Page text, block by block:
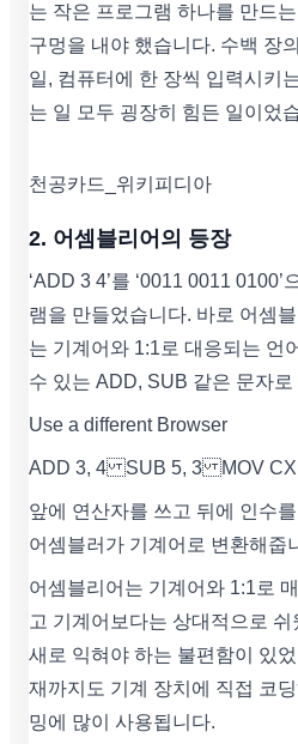
는 작은 프로그램 하나를 만드
구멍을 내야 했습니다. 수백 장
일, 컴퓨터에 한 장씩 입력시키
는 일 모두 굉장히 힘든 일이었
천공카드_위키피디아
2. 어셈블리어의 등장
‘ADD 3 4’를 ‘0011 0011
램을 만들었습니다. 바로 어셈
는 기계어와 1:1로 대응되는 언
수 있는 ADD, SUB 같은 문자
Use a different Browser
ADD 3, 4 SUB 5, 3 MOV
앞에 연산자를 쓰고 뒤에 인수
어셈블러가 기계어로 변환해줍
어셈블리어는 기계어와 1:1로
고 기계어보다는 상대적으로
새로 익혀야 하는 불편함이 있
재까지도 기계 장치에 직접 코
밍에 많이 사용됩니다.